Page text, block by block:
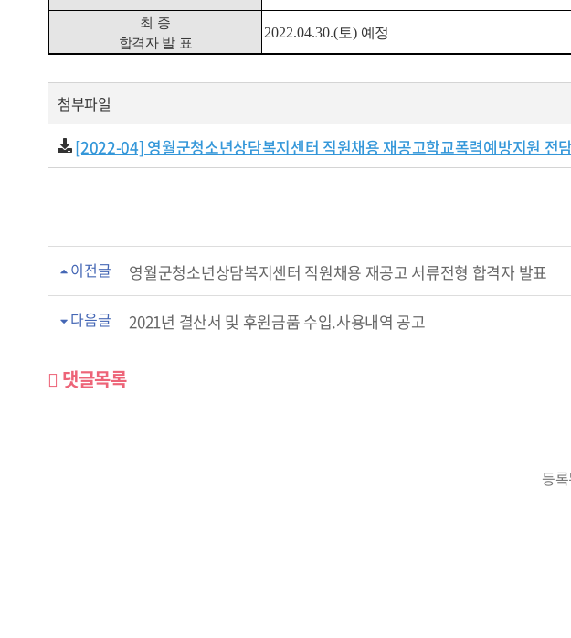
최 종
합격자 발 표
2022.04.30.(토) 예정
첨부파일
[2022-04] 영월군청소년상담복지센터 직원채용 재공고학교폭력예방지원 전
이전글 영월군청소년상담복지센터 직원채용 재공고 서류전형 합격자 발표
다음글 2021년 결산서 및 후원금품 수입.사용내역 공고
댓글목록
등